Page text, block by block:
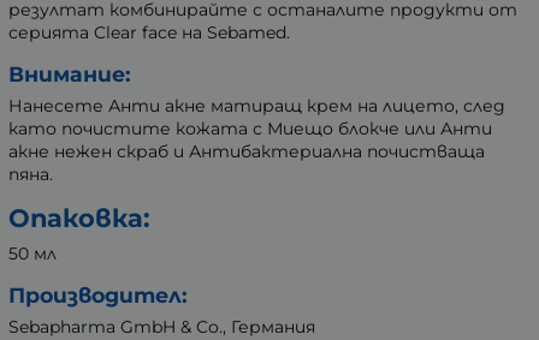
резултат комбинирайте с останалите продукти от
серията Clear face на Sebamed.
Внимание:
Нанесете Анти акне матиращ крем на лицето, след
като почистите кожата с Миещо блокче или Анти
акне нежен скраб и Антибактериална почистваща
пяна.
Опаковка:
50 мл
Производител:
Sebapharma GmbH & Co., Германия